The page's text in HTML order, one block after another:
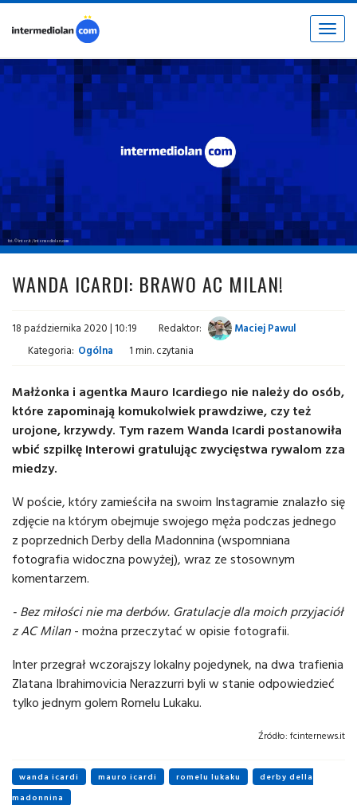
Toggle
fot. © inter.it / intermediolan.com
WANDA ICARDI: BRAWO AC MILAN!
18 października 2020 | 10:19 Redaktor:
Maciej Pawul
Kategoria: Ogólna 1 min. czytania
Małżonka i agentka Mauro Icardiego nie należy do osób,
które zapominają komukolwiek prawdziwe, czy też
urojone, krzywdy. Tym razem Wanda Icardi postanowiła
wbić szpilkę Interowi gratulując zwycięstwa rywalom zza
miedzy.
W poście, który zamieściła na swoim Instagramie znalazło się
zdjęcie na którym obejmuje swojego męża podczas jednego
z poprzednich Derby della Madonnina (wspomniana
fotografia widoczna powyżej), wraz ze stosownym
komentarzem.
- Bez miłości nie ma derbów. Gratulacje dla moich przyjaciół
z AC Milan - można przeczytać w opisie fotografii.
Inter przegrał wczorajszy lokalny pojedynek, na dwa trafienia
Zlatana Ibrahimovicia Nerazzurri byli w stanie odpowiedzieć
tylko jednym golem Romelu Lukaku.
Źródło: fcinternews.it
wanda icardi mauro icardi romelu lukaku
derby della
madonnina